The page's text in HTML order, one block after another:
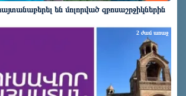
են մոլորված զբոսաշրջիկներին
2 ժամ առաջ